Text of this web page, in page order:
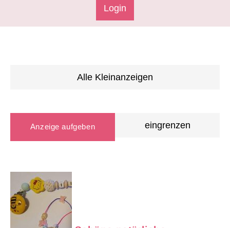
Login
Alle Kleinanzeigen
Anzeige aufgeben eingrenzen